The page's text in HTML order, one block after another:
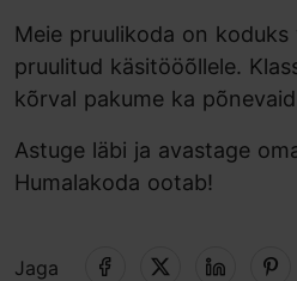
Meie pruulikoda on koduks
pruulitud käsitööõllele.
kõrval pakume ka
Astuge läbi ja avastage
Humalakoda ootab!
Jaga